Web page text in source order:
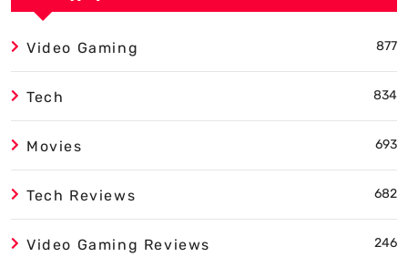
Video Gaming 877
Tech 834
Movies 693
Tech Reviews 682
Video Gaming Reviews 246